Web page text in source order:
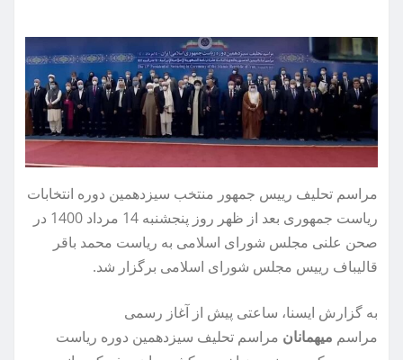
مراسم تحلیف رییس جمهور منتخب سیزدهمین دوره انتخابات
ریاست جمهوری بعد از ظهر روز پنجشنبه 14 مرداد 1400 در
صحن علنی مجلس شورای اسلامی به ریاست محمد باقر
قالیباف رییس مجلس شورای اسلامی برگزار شد.
به گزارش ایسنا، ساعتی پیش از آغاز رسمی
مراسم میهمانان مراسم تحلیف سیزدهمین دوره ریاست